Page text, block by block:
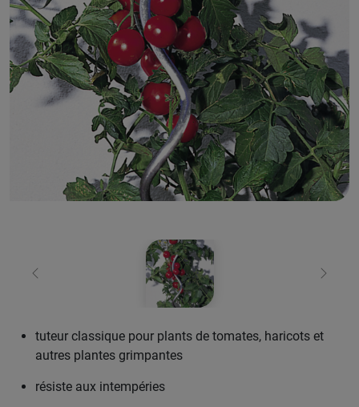
retour
tuteur classique pour plants de tomates, haricots et
autres plantes grimpantes
résiste aux intempéries